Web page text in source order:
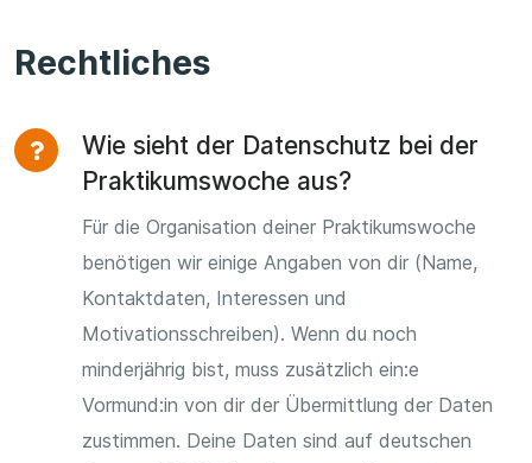
Rechtliches
Wie sieht der Datenschutz bei der
Praktikumswoche aus?
Für die Organisation deiner Praktikumswoche
benötigen wir einige Angaben von dir (Name,
Kontaktdaten, Interessen und
Motivationsschreiben). Wenn du noch
minderjährig bist, muss zusätzlich ein:e
Vormund:in von dir der Übermittlung der Daten
zustimmen. Deine Daten sind auf deutschen